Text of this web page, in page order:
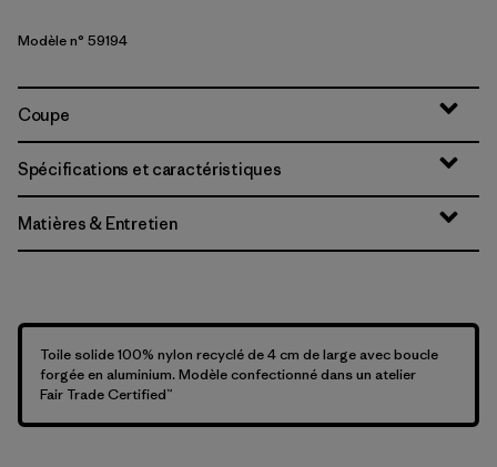
Modèle n° 59194
Coupe
Spécifications et caractéristiques
Matières & Entretien
Toile solide 100% nylon recyclé de 4 cm de large avec boucle
forgée en aluminium. Modèle confectionné dans un atelier
Fair Trade Certified™